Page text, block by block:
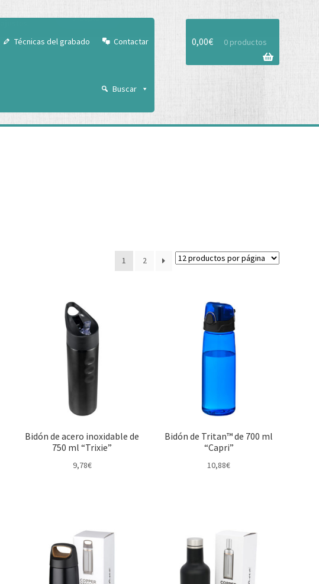
Técnicas del grabado Contactar
Buscar
0,00€ 0 productos
1 2
Bidón de acero inoxidable de
750 ml “Trixie”
9,78€
Bidón de Tritan™ de 700 ml
“Capri”
10,88€
Aceptar